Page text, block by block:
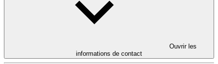
Ouvrir les
informations de contact